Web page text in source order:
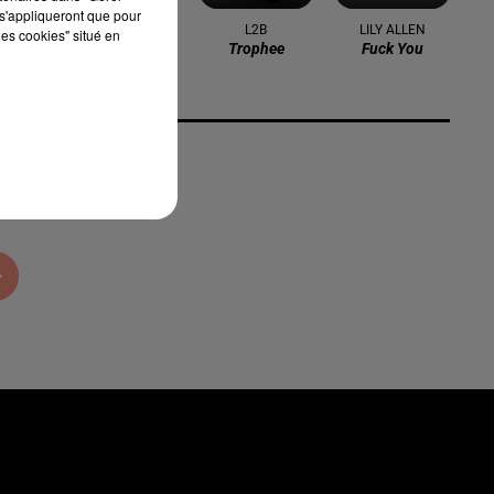
AMEL BENT L2B
Trophee
LILY ALLEN
Fuck You
que pour
cookies" situé en